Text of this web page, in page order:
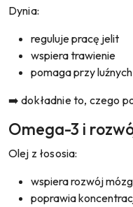
Dynia:
reguluje pracę jelit
wspiera trawienie
pomaga przy
➡️ dokładnie to, czego
Omega-3 i
Olej z łososia:
wspiera rozwój
poprawia